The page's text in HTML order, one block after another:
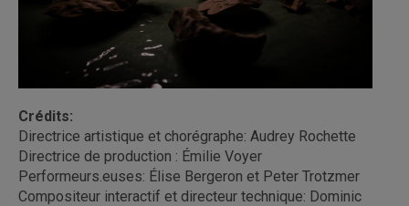
Crédits:
Directrice artistique et chorégraphe: Audrey Rochette
Directrice de production : Émilie Voyer
Performeurs.euses: Élise Bergeron et Peter Trotzmer
Compositeur interactif et directeur technique: Dominic